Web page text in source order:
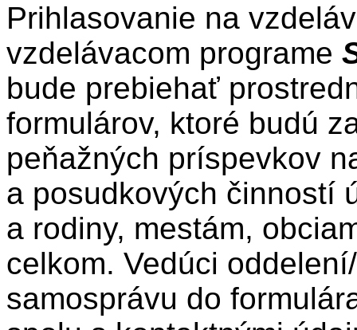
Prihlasovanie na
vzdelávacom programe
bude prebiehať
formulárov, ktoré budú
peňažných príspevkov
a posudkových činností
a rodiny, mestám,
celkom. Vedúci
samosprávu do